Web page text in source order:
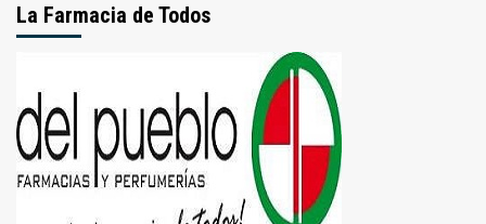
La Farmacia de Todos